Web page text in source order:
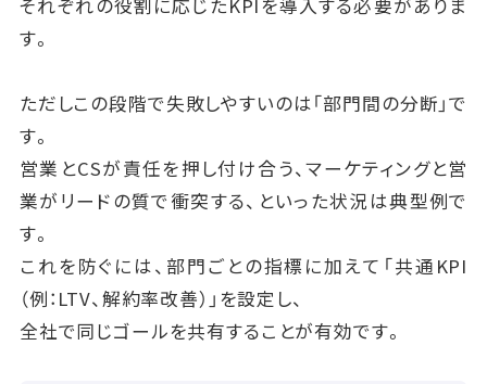
す。
ただしこの段階で失敗しやすいのは「部門間の分断」で
す。
営業とCSが責任を押し付け合う、マーケティングと営
業がリードの質で衝突する、といった状況は典型例で
す。
これを防ぐには、部門ごとの指標に加えて「共通KPI
（例：LTV、解約率改善）」を設定し、
全社で同じゴールを共有することが有効です。